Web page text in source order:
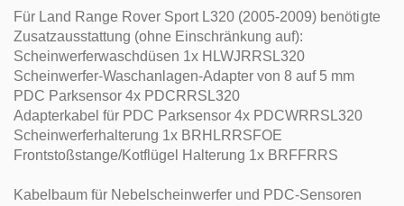
Für Land Range Rover Sport L320 (2005-2009) benötigte
Zusatzausstattung (ohne Einschränkung auf):
Scheinwerferwaschdüsen 1x HLWJRRSL320
Scheinwerfer-Waschanlagen-Adapter von 8 auf 5 mm
PDC Parksensor 4x PDCRRSL320
Adapterkabel für PDC Parksensor 4x PDCWRRSL320
Scheinwerferhalterung 1x BRHLRRSFOE
Frontstoßstange/Kotflügel Halterung 1x BRFFRRS
Kabelbaum für Nebelscheinwerfer und PDC-Sensoren